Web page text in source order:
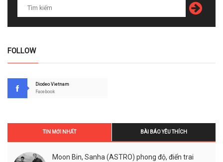
FOLLOW
Diodeo Vietnam
Facebook
TIN MỚI NHẤT BÀI BÁO YÊU THÍCH
Moon Bin, Sanha (ASTRO) phong độ, điển trai